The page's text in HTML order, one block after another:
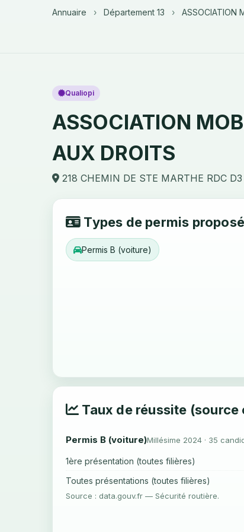
Annuaire › Département 13 › ASSOCIATION
Qualiopi
ASSOCIATION
AUX DROITS
218 CHEMIN DE STE MARTHE RDC D3
Types de permis
Permis B (voiture)
Taux de réussite
Permis B (voiture)Millésime 2024 · 35
1ère présentation (toutes filières)
Toutes présentations (toutes filières)
Source : data.gouv.fr — Sécurité routière.